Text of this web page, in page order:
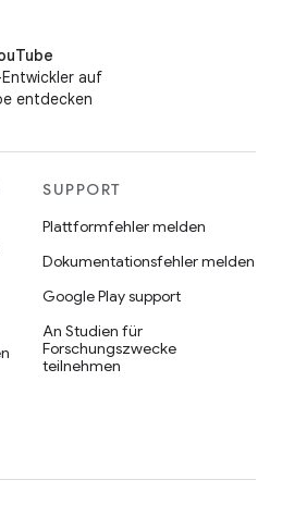
auf
entdecken
SUPPORT
Plattformfehler melden
Dokumentationsfehler melden
Google Play support
An Studien für
Forschungszwecke
teilnehmen